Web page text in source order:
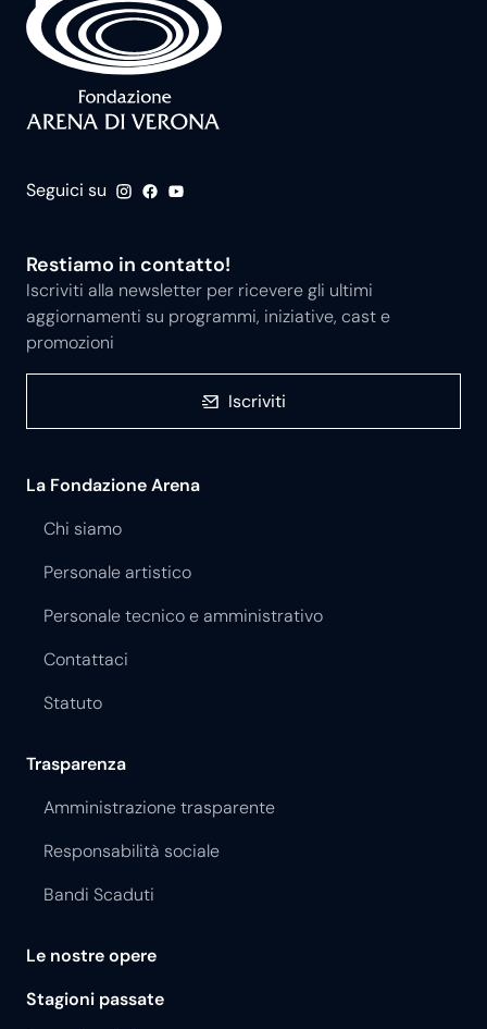
Seguici su
Restiamo in contatto!
Iscriviti alla newsletter per ricevere gli ultimi
aggiornamenti su programmi, iniziative, cast e
promozioni
Iscriviti
La Fondazione Arena
Chi siamo
Personale artistico
Personale tecnico e amministrativo
Contattaci
Statuto
Trasparenza
Amministrazione trasparente
Responsabilità sociale
Bandi Scaduti
Le nostre opere
Stagioni passate